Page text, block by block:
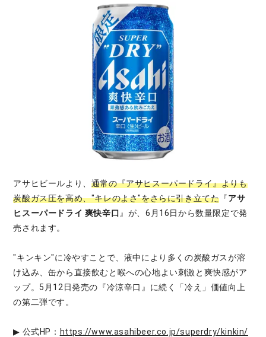
アサヒビールより、 通常の『アサヒスーパードライ』よりも
炭酸ガス圧を高め、"キレのよさ"をさらに引き立てた 『アサ
ヒスーパードライ 爽快辛口 』が、6月16日から数量限定で発
売されます。
"キンキン"に冷やすことで、液中により多くの炭酸ガスが溶
け込み、缶から直接飲むと喉への心地よい刺激と爽快感がア
ップ。5月12日発売の『冷涼辛口』に続く「冷え」価値向上
の第二弾です。
▶ 公式HP： https://www.asahibeer.co.jp/superdry/kinkin/